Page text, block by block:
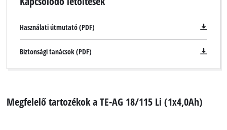
Használati útmutató (PDF)
Biztonsági tanácsok (PDF)
Megfelelő tartozékok a TE-AG 18/115 Li (1x4,0Ah)